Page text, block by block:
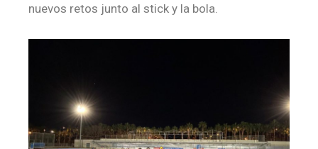
nuevos retos junto al stick y la bola.